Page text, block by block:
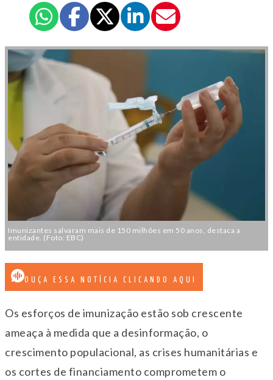
Imunizantes salvaram mais de 150 milhões em 50 anos, destaca a
entidade. (Foto: EBC)
OUÇA ESSA NOTÍCIA CLICANDO AQUI
Os esforços de imunização estão sob crescente
ameaça à medida que a desinformação, o
crescimento populacional, as crises humanitárias e
os cortes de financiamento comprometem o